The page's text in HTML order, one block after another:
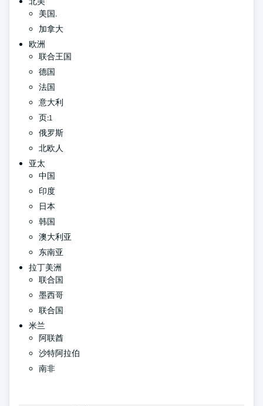
美国.
加拿大
欧洲
联合王国
德国
法国
意大利
页:1
俄罗斯
北欧人
亚太
中国
印度
日本
韩国
澳大利亚
东南亚
拉丁美洲
联合国
墨西哥
联合国
米兰
阿联酋
沙特阿拉伯
南非